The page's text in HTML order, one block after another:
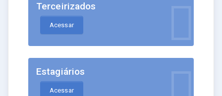
Terceirizados
Acessar
Estagiários
Acessar